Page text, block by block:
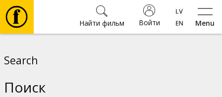
Menu
Войти
Найти фильм
Search
Поиск